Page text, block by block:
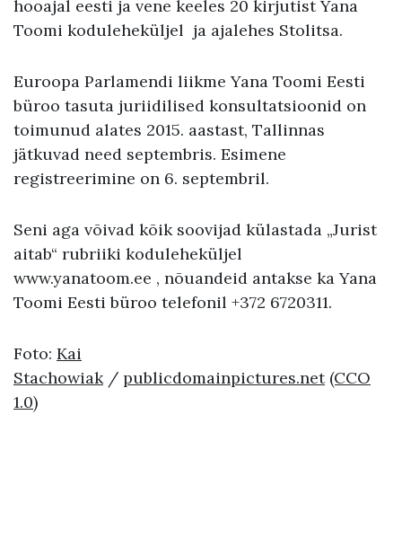
hooajal eesti ja vene keeles 20 kirjutist Yana
Toomi koduleheküljel ja ajalehes Stolitsa.
Euroopa Parlamendi liikme Yana Toomi Eesti
büroo tasuta juriidilised konsultatsioonid on
toimunud alates 2015. aastast, Tallinnas
jätkuvad need septembris. Esimene
registreerimine on 6. septembril.
Seni aga võivad kõik soovijad külastada „Jurist
aitab“ rubriiki koduleheküljel
www.yanatoom.ee , nõuandeid antakse ka Yana
Toomi Eesti büroo telefonil +372 6720311.
Foto: Kai
Stachowiak/ publicdomainpictures.net (CCO
1.0)